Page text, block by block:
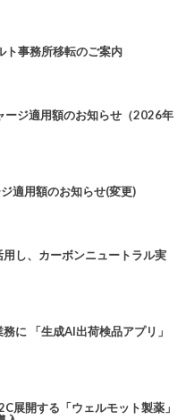
ト事務所移転のご案内
ージ適用額のお知らせ（2026年
適用額のお知らせ(変更)
し、カーボンニュートラル実
に 「生成AI出荷検品アプリ」
展開する「ウェルモット製薬」